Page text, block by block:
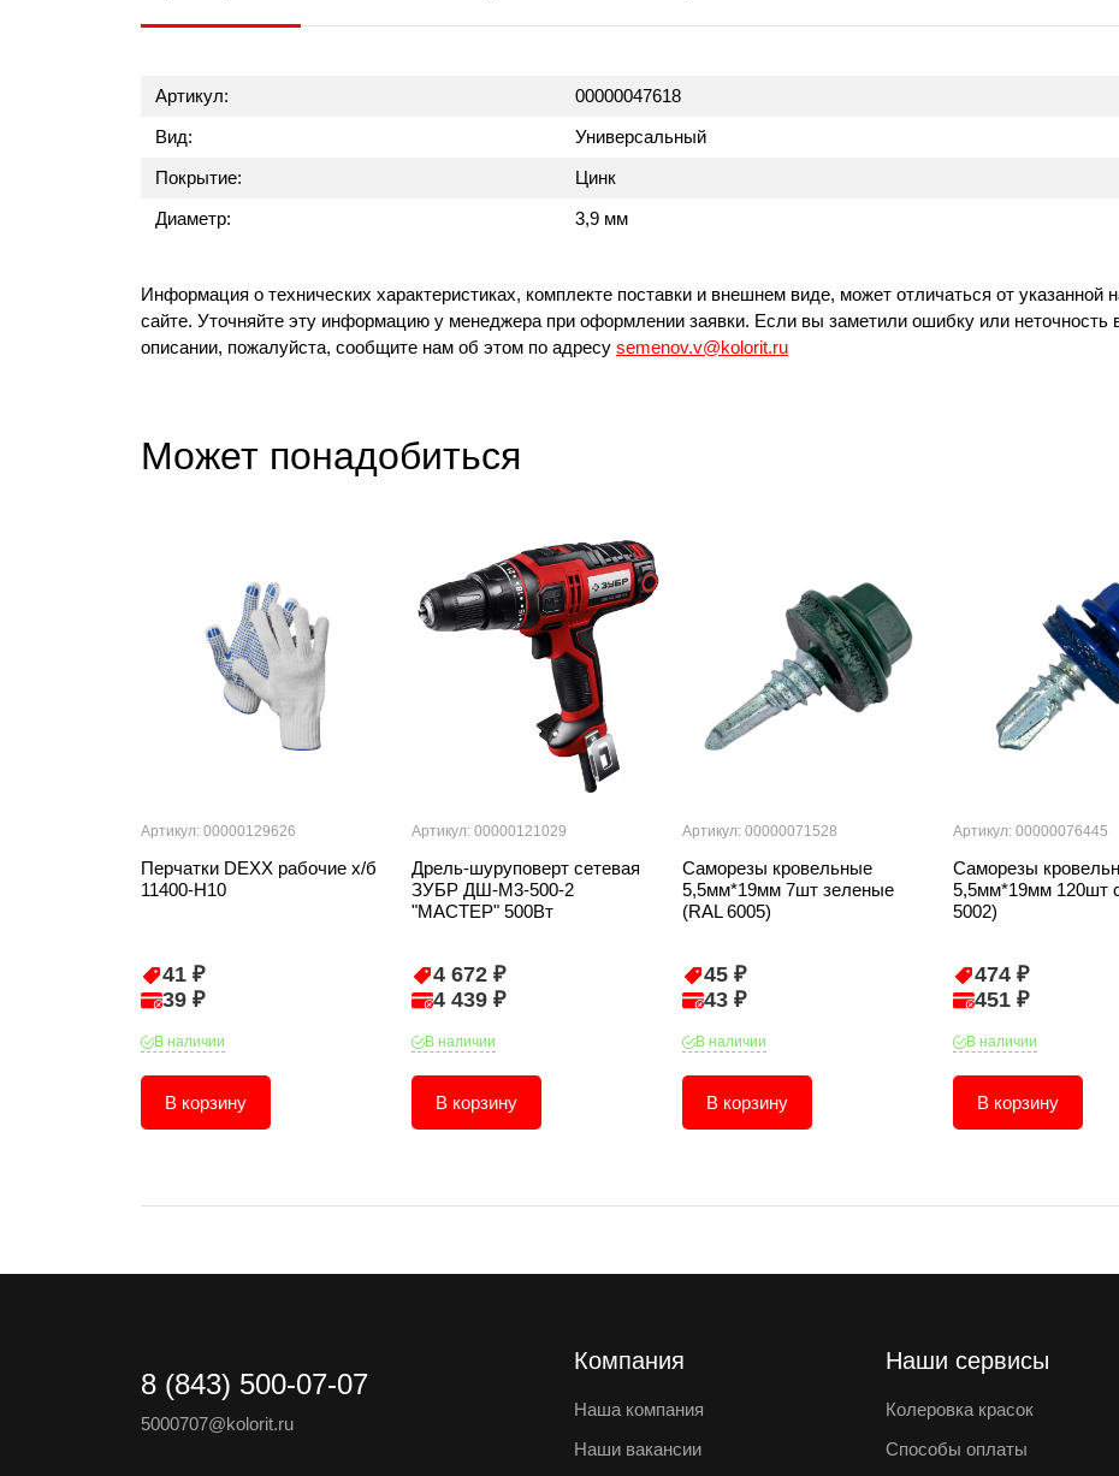
Артикул:
00000047618
Вид:
Универсальный
Покрытие:
Цинк
Диаметр:
3,9 мм
Информация о технических характеристиках, комплекте поставки и внешнем виде, может отличаться от указанной
сайте. Уточняйте эту информацию у менеджера при оформлении заявки. Если вы заметили ошибку или неточность
описании, пожалуйста, сообщите нам об этом по адресу semenov.v@kolorit.ru
Может понадобиться
Артикул: 00000129626
Перчатки DEXX рабочие х/б
11400-Н10
41 ₽
39 ₽
В наличии
В корзину
Артикул: 00000121029
Дрель-шуруповерт сетевая
ЗУБР ДШ-М3-500-2
"МАСТЕР" 500Вт
4 672 ₽
4 439 ₽
В наличии
В корзину
Артикул: 00000071528
Саморезы кровельные
5,5мм*19мм 7шт зеленые
(RAL 6005)
45 ₽
43 ₽
В наличии
В корзину
Артикул: 00000076445
Саморезы
5,5мм*19мм 120шт
5002)
474 ₽
451 ₽
В наличии
В корзину
8 (843) 500-07-07
5000707@kolorit.ru
Компания
Наша компания
Наши вакансии
Наши сервисы
Колеровка красок
Способы оплаты